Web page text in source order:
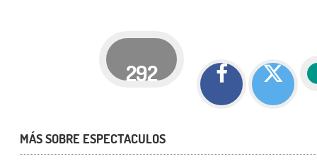
292
MÁS SOBRE ESPECTACULOS